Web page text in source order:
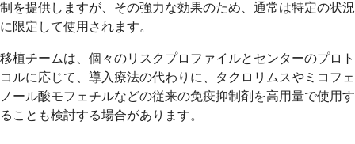
制を提供しますが、その強力な効果のため、通常は特定の状況
に限定して使用されます。
移植チームは、個々のリスクプロファイルとセンターのプロト
コルに応じて、導入療法の代わりに、タクロリムスやミコフェ
ノール酸モフェチルなどの従来の免疫抑制剤を高用量で使用す
ることも検討する場合があります。